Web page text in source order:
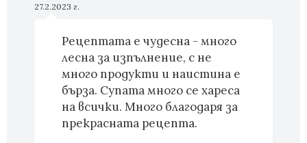
27.2.2023 г.
Рецептата е чудесна - много
лесна за изпълнение, с не
много продукти и наистина е
бърза. Супата много се хареса
на всички. Много благодаря за
прекрасната рецепта.